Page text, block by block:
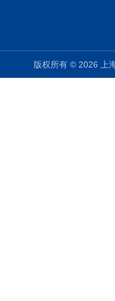
版权所有 © 2026